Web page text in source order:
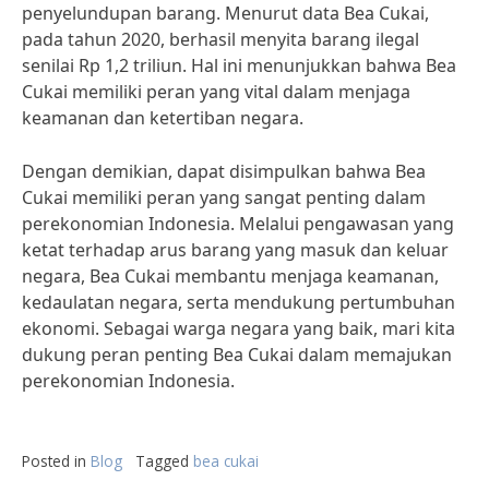
penyelundupan barang. Menurut data Bea Cukai,
pada tahun 2020, berhasil menyita barang ilegal
senilai Rp 1,2 triliun. Hal ini menunjukkan bahwa Bea
Cukai memiliki peran yang vital dalam menjaga
keamanan dan ketertiban negara.
Dengan demikian, dapat disimpulkan bahwa Bea
Cukai memiliki peran yang sangat penting dalam
perekonomian Indonesia. Melalui pengawasan yang
ketat terhadap arus barang yang masuk dan keluar
negara, Bea Cukai membantu menjaga keamanan,
kedaulatan negara, serta mendukung pertumbuhan
ekonomi. Sebagai warga negara yang baik, mari kita
dukung peran penting Bea Cukai dalam memajukan
perekonomian Indonesia.
Posted in Blog Tagged bea cukai